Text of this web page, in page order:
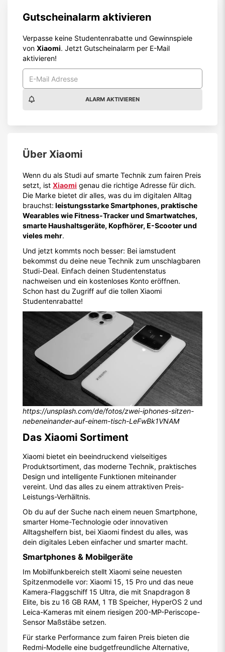
Gutscheinalarm aktivieren
Verpasse keine Studentenrabatte und Gewinnspiele
von Xiaomi. Jetzt Gutscheinalarm per E-Mail
aktivieren!
ALARM AKTIVIEREN
Über Xiaomi
Wenn du als Studi auf smarte Technik zum fairen Preis
setzt, ist Xiaomi genau die richtige Adresse für dich.
Die Marke bietet dir alles, was du im digitalen Alltag
brauchst: leistungsstarke Smartphones, praktische
Wearables wie Fitness-Tracker und Smartwatches,
smarte Haushaltsgeräte, Kopfhörer, E-Scooter und
vieles mehr.
Und jetzt kommts noch besser: Bei iamstudent
bekommst du deine neue Technik zum unschlagbaren
Studi-Deal. Einfach deinen Studentenstatus
nachweisen und ein kostenloses Konto eröffnen.
Schon hast du Zugriff auf die tollen Xiaomi
Studentenrabatte!
https://unsplash.com/de/fotos/zwei-iphones-sitzen-
nebeneinander-auf-einem-tisch-LeFwBk1VNAM
Das Xiaomi Sortiment
Xiaomi bietet ein beeindruckend vielseitiges
Produktsortiment, das moderne Technik, praktisches
Design und intelligente Funktionen miteinander
vereint. Und das alles zu einem attraktiven Preis-
Leistungs-Verhältnis.
Ob du auf der Suche nach einem neuen Smartphone,
smarter Home-Technologie oder innovativen
Alltagshelfern bist, bei Xiaomi findest du alles, was
dein digitales Leben einfacher und smarter macht.
Smartphones & Mobilgeräte
Im Mobilfunkbereich stellt Xiaomi seine neuesten
Spitzenmodelle vor: Xiaomi 15, 15 Pro und das neue
Kamera-Flaggschiff 15 Ultra, die mit Snapdragon 8
Elite, bis zu 16 GB RAM, 1 TB Speicher, HyperOS 2 und
Leica-Kameras mit einem riesigen 200-MP-Periscope-
Sensor Maßstäbe setzen.
Für starke Performance zum fairen Preis bieten die
Redmi-Modelle eine budgetfreundliche Alternative,